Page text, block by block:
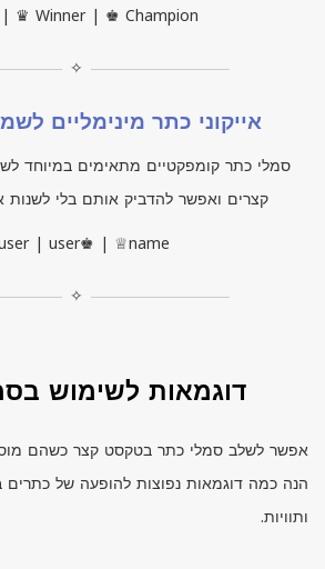
♛ Winner | ♚ Champion
✧
אייקוני כתר מינימליים
סמלי כתר קומפקטיים מתאימים במיוחד
קצרים ואפשר להדביק אותם בלי
| user♚ | ♕name
✧
דוגמאות לשימוש
אפשר לשלב סמלי כתר בטקסט קצר כשהם
הנה כמה דוגמאות נפוצות להופעה של כתרים
ותוויות.